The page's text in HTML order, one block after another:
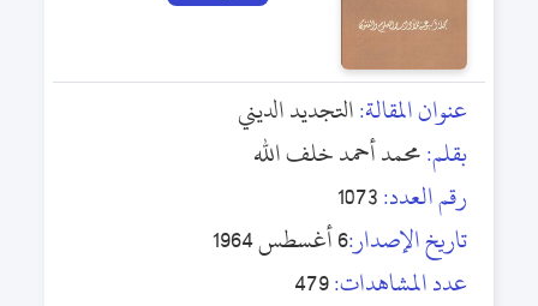
عنوان المقالة:التجديد الديني
بقلم:محمد أحمد خلف الله
رقم العدد:1073
تاريخ الإصدار:6 أغسطس 1964
عدد المشاهدات:479